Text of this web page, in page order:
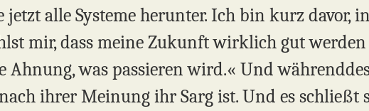
jetzt alle Systeme herunter. Ich bin kurz davor,
mir, dass meine Zukunft wirklich gut werden
Ahnung, was passieren wird.« Und
ihrer Meinung ihr Sarg ist. Und es schließt